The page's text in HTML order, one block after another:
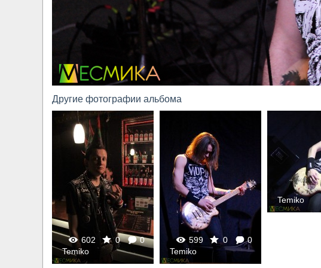
Другие фотографии альбома
602 0
0
Temiko
599 0
0
Temiko
Temiko